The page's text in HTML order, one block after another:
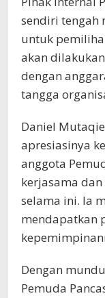
sendiri tengah
untuk
akan
dengan
tangga
Daniel
apresiasinya
anggota
kerjasama
selama ini. Ia
mendapatkan
Dengan
Pemuda